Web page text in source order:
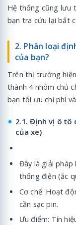
Hệ thống cũng lưu
bạn tra cứu lại bất
2. Phân loại
của bạn?
Trên thị trường
thành 4 nhóm chủ
bạn tối ưu chi phí
2.1. Định vị ô tô
của xe)
Đây là giải
thống điện (ắc
Cơ chế: Hoạt
cần sạc pin.
Ưu điểm: Tín